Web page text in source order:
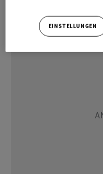
Präsident Donald Trump
Vermittler zwischen
EINSTELLUNGEN